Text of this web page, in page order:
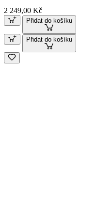
2 249,00 Kč
Přidat do košíku
Přidat do košíku